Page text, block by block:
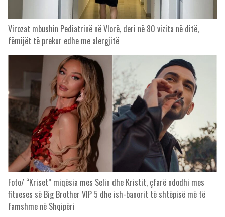
Virozat mbushin Pediatrinë në Vlorë, deri në 80 vizita në ditë,
fëmijët të prekur edhe me alergjitë
Foto/ “Kriset” miqësia mes Selin dhe Kristit, çfarë ndodhi mes
fitueses së Big Brother VIP 5 dhe ish-banorit të shtëpisë më të
famshme në Shqipëri